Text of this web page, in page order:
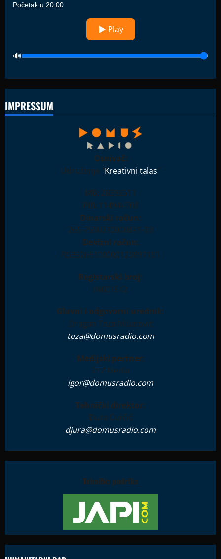
Početak u 20:00
▶ Play
IMPRESSUM
Osnivač:
Udruženje "Kreativni talas"
MB: 28396511
PIB: 114944708
Dinarski račun:
265-7590310000841-93
Devizni račun:
RS35265100000123897181
Registarski broj:
IN001612
Glavni i odgovorni urednik:
Dragan Toza Milanović
toza@domusradio.com
Medijski partner:
ZTZ Media
igor@domusradio.com
Tehnički direktor:
Đura Ćurčić
djura@domusradio.com
Tehnička podrška